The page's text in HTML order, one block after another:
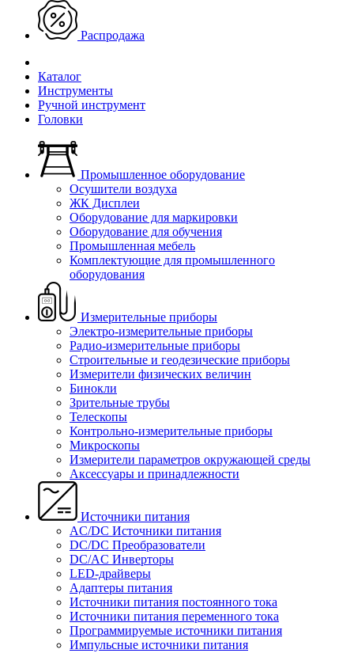
Распродажа
Каталог
Инструменты
Ручной инструмент
Головки
Промышленное оборудование
Осушители воздуха
ЖК Дисплеи
Оборудование для маркировки
Оборудование для обучения
Промышленная мебель
Комплектующие для промышленного
оборудования
Измерительные приборы
Электро-измерительные приборы
Радио-измерительные приборы
Строительные и геодезические приборы
Измерители физических величин
Бинокли
Зрительные трубы
Телескопы
Контрольно-измерительные приборы
Микроскопы
Измерители параметров окружающей среды
Аксессуары и принадлежности
Источники питания
AC/DC Источники питания
DC/DC Преобразователи
DC/AC Инверторы
LED-драйверы
Адаптеры питания
Источники питания постоянного тока
Источники питания переменного тока
Программируемые источники питания
Импульсные источники питания